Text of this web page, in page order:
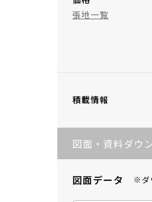
張地一覧
積載情報
図面・資料ダウ
図面データ ※ダ